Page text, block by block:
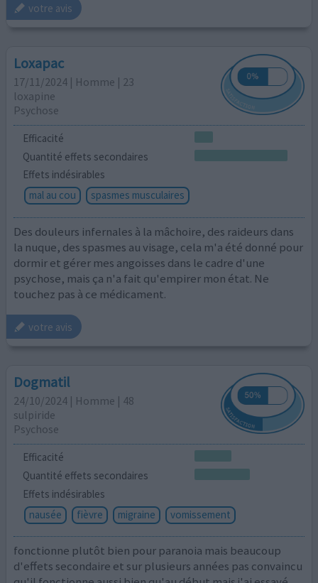
votre avis
Loxapac
17/11/2024 | Homme | 23
loxapine
Psychose
Efficacité
Quantité effets secondaires
Effets indésirables
mal au cou
spasmes musculaires
Des douleurs infernales à la mâchoire, des raideurs dans
la nuque, des spasmes au visage, cela m'a été donné pour
dormir et gérer mes angoisses dans le cadre d'une
psychose, mais ça n'a fait qu'empirer mon état. Ne
touchez pas à ce médicament.
votre avis
Dogmatil
24/10/2024 | Homme | 48
sulpiride
Psychose
Efficacité
Quantité effets secondaires
Effets indésirables
nausée
fièvre migraine vomissement
fonctionne plutôt bien pour paranoia mais beaucoup
d'effets secondaire et sur plusieurs années pas convaincu